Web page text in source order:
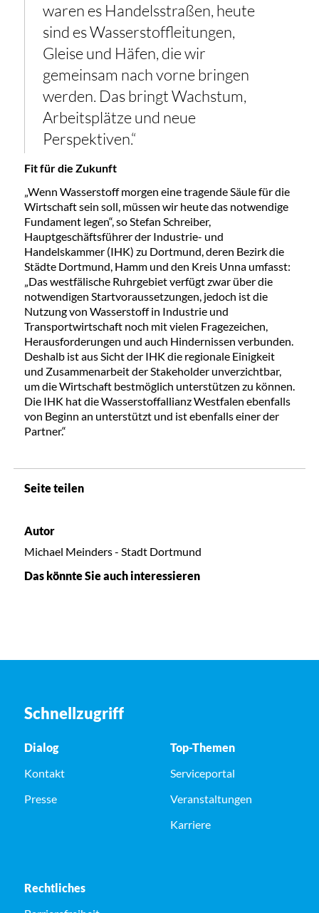
waren es Handelsstraßen, heute
sind es Wasserstoffleitungen,
Gleise und Häfen, die wir
gemeinsam nach vorne bringen
werden. Das bringt Wachstum,
Arbeitsplätze und neue
Perspektiven.“
Fit für die Zukunft
„Wenn Wasserstoff morgen eine tragende Säule für die
Wirtschaft sein soll, müssen wir heute das notwendige
Fundament legen“, so Stefan Schreiber,
Hauptgeschäftsführer der Industrie- und
Handelskammer (IHK) zu Dortmund, deren Bezirk die
Städte Dortmund, Hamm und den Kreis Unna umfasst:
„Das westfälische Ruhrgebiet verfügt zwar über die
notwendigen Startvoraussetzungen, jedoch ist die
Nutzung von Wasserstoff in Industrie und
Transportwirtschaft noch mit vielen Fragezeichen,
Herausforderungen und auch Hindernissen verbunden.
Deshalb ist aus Sicht der IHK die regionale Einigkeit
und Zusammenarbeit der Stakeholder unverzichtbar,
um die Wirtschaft bestmöglich unterstützen zu können.
Die IHK hat die Wasserstoffallianz Westfalen ebenfalls
von Beginn an unterstützt und ist ebenfalls einer der
Partner.“
Seite teilen
Autor
Michael Meinders - Stadt Dortmund
Das könnte Sie auch interessieren
Schnellzugriff
Dialog
Kontakt
Presse
Top-Themen
Serviceportal
Veranstaltungen
Karriere
Rechtliches